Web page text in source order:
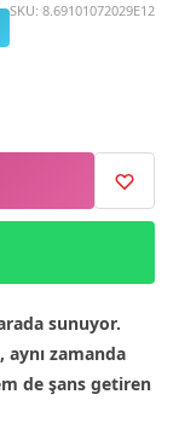
SKU: 8.69101072029E12
sunuyor.
aynı zamanda
de şans getiren